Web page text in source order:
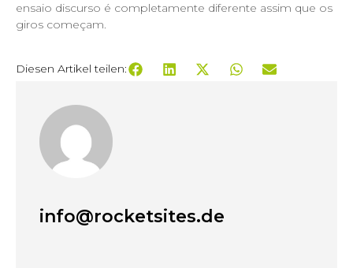
ensaio discurso é completamente diferente assim que os
giros começam.
Diesen Artikel teilen:
info@rocketsites.de